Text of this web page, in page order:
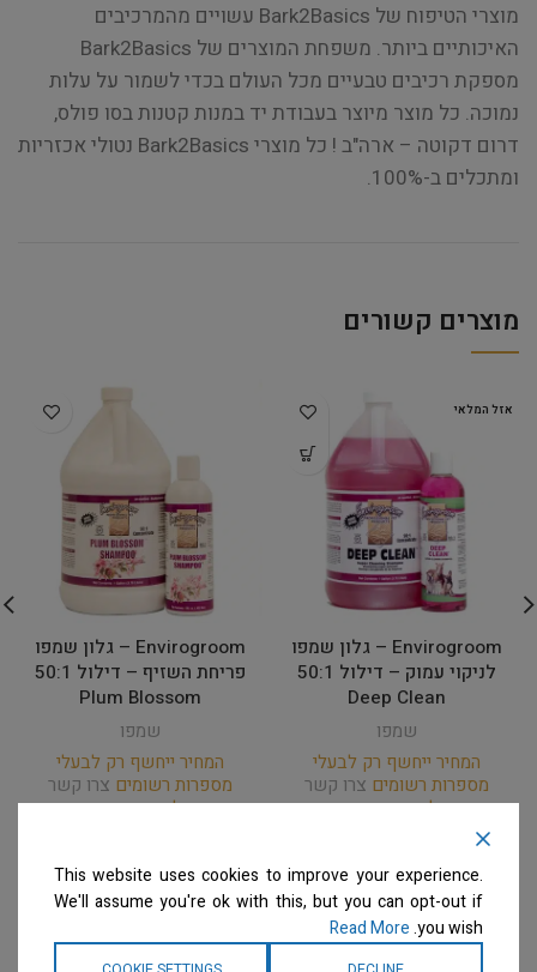
מוצרי הטיפוח של Bark2Basics עשויים מהמרכיבים
האיכותיים ביותר. משפחת המוצרים של Bark2Basics
מספקת רכיבים טבעיים מכל העולם בכדי לשמור על עלות
נמוכה. כל מוצר מיוצר בעבודת יד במנות קטנות בסו פולס,
דרום דקוטה – ארה"ב ! כל מוצרי Bark2Basics נטולי אכזריות
ומתכלים ב-100%.
מוצרים קשורים
אזל המלאי
Envirogroom – גלון שמפו
לניקוי עמוק – דילול 50:1
Deep Clean
שמפו
המחיר ייחשף רק לבעלי
מספרות רשומים צרו קשר
למידע נוסף
Envirogroom – גלון שמפו
פריחת השזיף – דילול 50:1
Plum Blossom
שמפו
המחיר ייחשף רק לבעלי
מספרות רשומים צרו קשר
למידע נוסף
This website uses cookies to improve your experience.
We'll assume you're ok with this, but you can opt-out if
you wish.
Read More